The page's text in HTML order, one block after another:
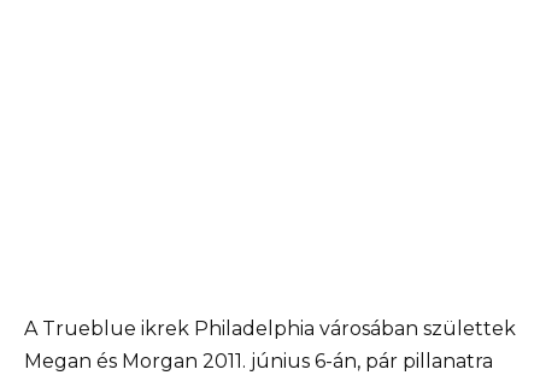
A Trueblue ikrek Philadelphia városában születtek
Megan és Morgan 2011. június 6-án, pár pillanatra